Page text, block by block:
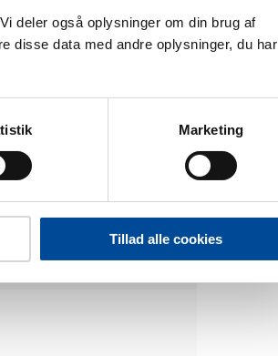
deler også oplysninger om din brug af
disse data med andre oplysninger, du har
Marketing
Tillad alle cookies